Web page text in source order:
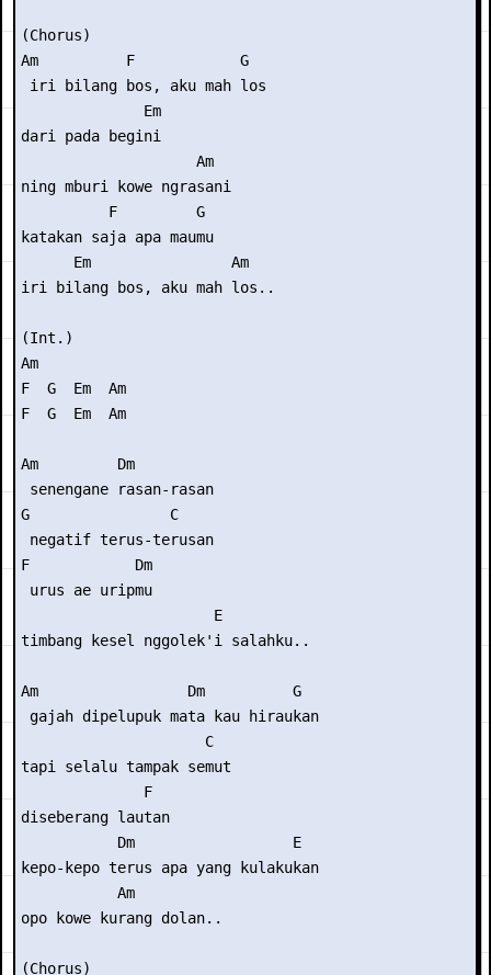
(Chorus)
Am          F            G
iri bilang bos, aku mah los
              Em
dari pada begini
                    Am
ning mburi kowe ngrasani
          F         G
katakan saja apa maumu
      Em                Am
iri bilang bos, aku mah los..
(Int.)
Am
F  G  Em  Am
F  G  Em  Am
Am         Dm
senengane rasan-rasan
G                C
negatif terus-terusan
F            Dm
urus ae uripmu
                      E
timbang kesel nggolek'i salahku..
Am                 Dm          G
gajah dipelupuk mata kau hiraukan
                     C
tapi selalu tampak semut
              F
diseberang lautan
           Dm                  E
kepo-kepo terus apa yang kulakukan
           Am
opo kowe kurang dolan..
(Chorus)